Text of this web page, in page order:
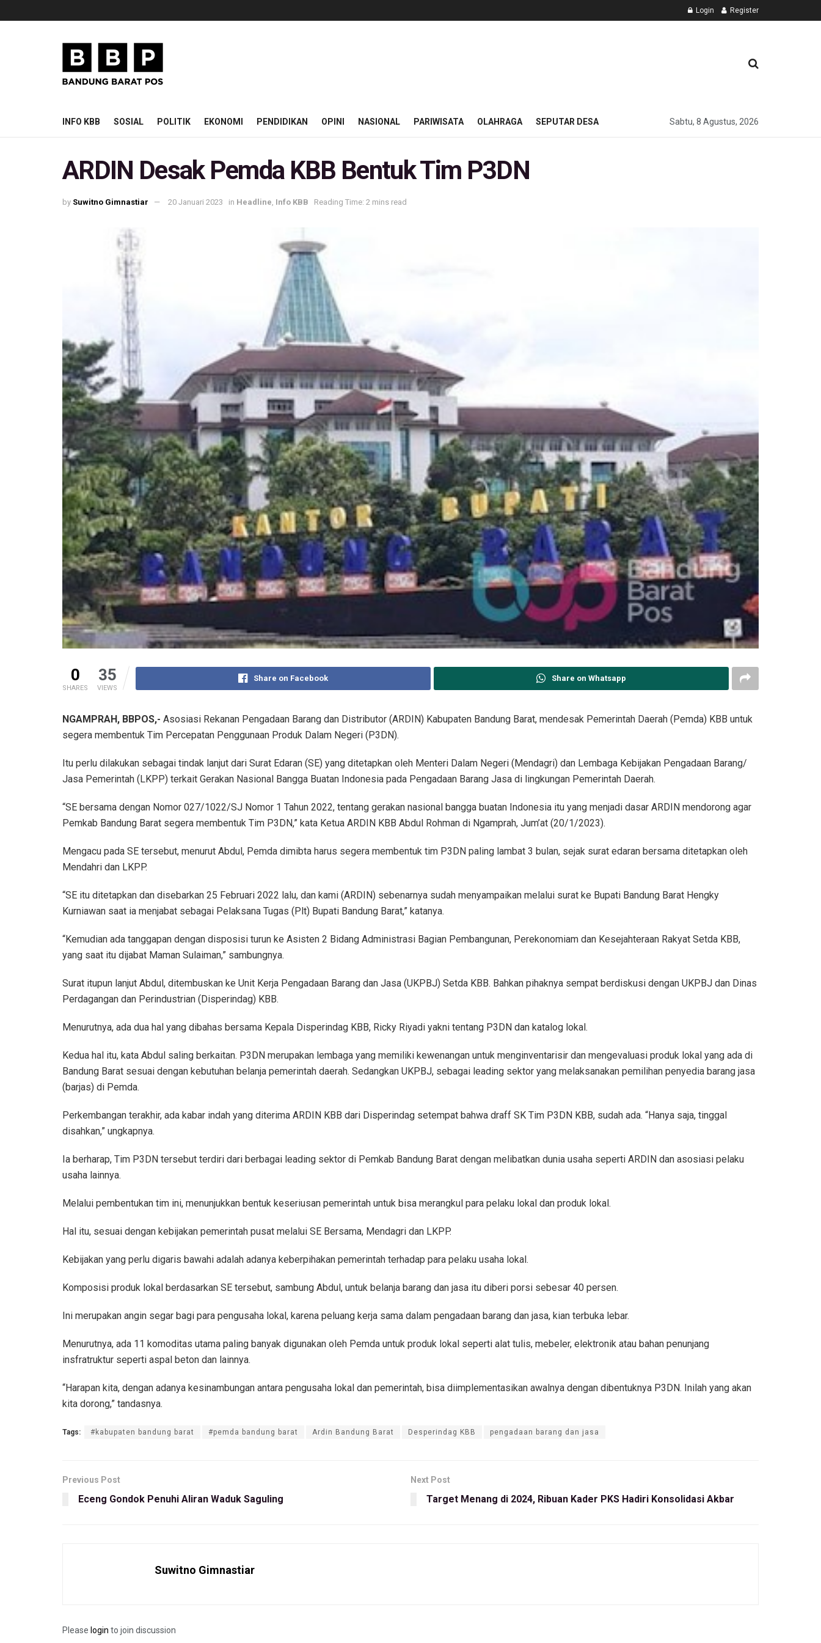
Login Register
INFO KBB SOSIAL POLITIK EKONOMI PENDIDIKAN OPINI NASIONAL PARIWISATA OLAHRAGA SEPUTAR DESA Sabtu, 8 Agustus, 2026
ARDIN Desak Pemda KBB Bentuk Tim P3DN
by Suwitno Gimnastiar 20 Januari 2023 in Headline Info KBB Reading Time: 2 mins read
0
SHARES
35
VIEWS
Share on Facebook Share on Whatsapp
NGAMPRAH, BBPOS,- Asosiasi Rekanan Pengadaan Barang dan Distributor (ARDIN) Kabupaten Bandung Barat, mendesak Pemerintah Daerah (Pemda) KBB untuk
segera membentuk Tim Percepatan Penggunaan Produk Dalam Negeri (P3DN).
Itu perlu dilakukan sebagai tindak lanjut dari Surat Edaran (SE) yang ditetapkan oleh Menteri Dalam Negeri (Mendagri) dan Lembaga Kebijakan Pengadaan Barang/
Jasa Pemerintah (LKPP) terkait Gerakan Nasional Bangga Buatan Indonesia pada Pengadaan Barang Jasa di lingkungan Pemerintah Daerah.
“SE bersama dengan Nomor 027/1022/SJ Nomor 1 Tahun 2022, tentang gerakan nasional bangga buatan Indonesia itu yang menjadi dasar ARDIN mendorong agar
Pemkab Bandung Barat segera membentuk Tim P3DN,” kata Ketua ARDIN KBB Abdul Rohman di Ngamprah, Jum’at (20/1/2023).
Mengacu pada SE tersebut, menurut Abdul, Pemda dimibta harus segera membentuk tim P3DN paling lambat 3 bulan, sejak surat edaran bersama ditetapkan oleh
Mendahri dan LKPP.
“SE itu ditetapkan dan disebarkan 25 Februari 2022 lalu, dan kami (ARDIN) sebenarnya sudah menyampaikan melalui surat ke Bupati Bandung Barat Hengky
Kurniawan saat ia menjabat sebagai Pelaksana Tugas (Plt) Bupati Bandung Barat,” katanya.
“Kemudian ada tanggapan dengan disposisi turun ke Asisten 2 Bidang Administrasi Bagian Pembangunan, Perekonomiam dan Kesejahteraan Rakyat Setda KBB,
yang saat itu dijabat Maman Sulaiman,” sambungnya.
Surat itupun lanjut Abdul, ditembuskan ke Unit Kerja Pengadaan Barang dan Jasa (UKPBJ) Setda KBB. Bahkan pihaknya sempat berdiskusi dengan UKPBJ dan Dinas
Perdagangan dan Perindustrian (Disperindag) KBB.
Menurutnya, ada dua hal yang dibahas bersama Kepala Disperindag KBB, Ricky Riyadi yakni tentang P3DN dan katalog lokal.
Kedua hal itu, kata Abdul saling berkaitan. P3DN merupakan lembaga yang memiliki kewenangan untuk menginventarisir dan mengevaluasi produk lokal yang ada di
Bandung Barat sesuai dengan kebutuhan belanja pemerintah daerah. Sedangkan UKPBJ, sebagai leading sektor yang melaksanakan pemilihan penyedia barang jasa
(barjas) di Pemda.
Perkembangan terakhir, ada kabar indah yang diterima ARDIN KBB dari Disperindag setempat bahwa draff SK Tim P3DN KBB, sudah ada. “Hanya saja, tinggal
disahkan,” ungkapnya.
Ia berharap, Tim P3DN tersebut terdiri dari berbagai leading sektor di Pemkab Bandung Barat dengan melibatkan dunia usaha seperti ARDIN dan asosiasi pelaku
usaha lainnya.
Melalui pembentukan tim ini, menunjukkan bentuk keseriusan pemerintah untuk bisa merangkul para pelaku lokal dan produk lokal.
Hal itu, sesuai dengan kebijakan pemerintah pusat melalui SE Bersama, Mendagri dan LKPP.
Kebijakan yang perlu digaris bawahi adalah adanya keberpihakan pemerintah terhadap para pelaku usaha lokal.
Komposisi produk lokal berdasarkan SE tersebut, sambung Abdul, untuk belanja barang dan jasa itu diberi porsi sebesar 40 persen.
Ini merupakan angin segar bagi para pengusaha lokal, karena peluang kerja sama dalam pengadaan barang dan jasa, kian terbuka lebar.
Menurutnya, ada 11 komoditas utama paling banyak digunakan oleh Pemda untuk produk lokal seperti alat tulis, mebeler, elektronik atau bahan penunjang
insfratruktur seperti aspal beton dan lainnya.
“Harapan kita, dengan adanya kesinambungan antara pengusaha lokal dan pemerintah, bisa diimplementasikan awalnya dengan dibentuknya P3DN. Inilah yang akan
kita dorong,” tandasnya.
Tags: #kabupaten bandung barat #pemda bandung barat Ardin Bandung Barat Desperindag KBB pengadaan barang dan jasa
Previous Post
Eceng Gondok Penuhi Aliran Waduk Saguling
Next Post
Target Menang di 2024, Ribuan Kader PKS Hadiri Konsolidasi Akbar
Suwitno Gimnastiar
Please login to join discussion